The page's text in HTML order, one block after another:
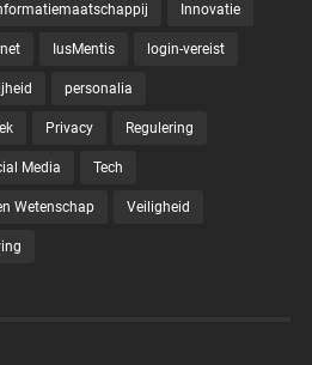
Innovatie
IusMentis login-vereist
personalia
Privacy Regulering
Media Tech
Wetenschap Veiligheid